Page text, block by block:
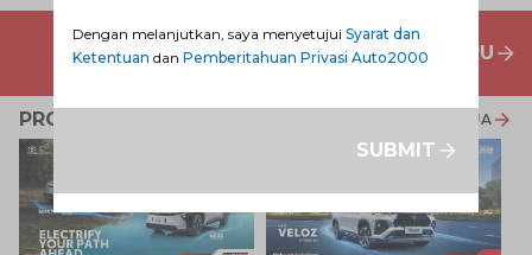
PENAWARAN MOBIL BARU
PROMO TERKAIT LIHAT SEMUA
Dengan melanjutkan, saya menyetujui Syarat dan
Ketentuan dan Pemberitahuan Privasi Auto2000
SUBMIT